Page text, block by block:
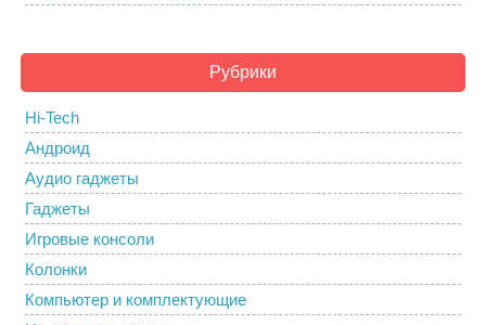
Рубрики
Hi-Tech
Андроид
Аудио гаджеты
Гаджеты
Игровые консоли
Колонки
Компьютер и комплектующие